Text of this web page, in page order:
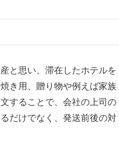
と思い、滞在したホテルを
き用、贈り物や例えば家族
することで、会社の上司の
だけでなく、発送前後の対